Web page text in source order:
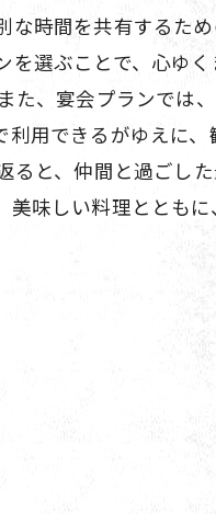
時間を共有するた
を選ぶことで、心ゆ
た、宴会プランでは
用できるがゆえに
ると、仲間と過ごし
味しい料理とともに